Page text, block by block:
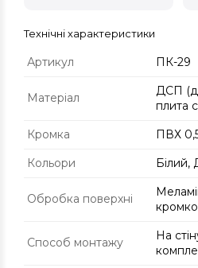
Технічні характеристики
Артикул ПК-29
Матеріал
ДСП
плита
Кромка
ПВХ
Кольори
Білий,
Обробка поверхні
Способ монтажу
На